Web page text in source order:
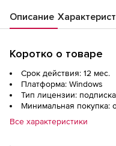
Описание
Коротко о товаре
Срок действия: 12 мес.
Платформа: Windows
Тип лицензии: подписка
Минимальная покупка:
Все характеристики